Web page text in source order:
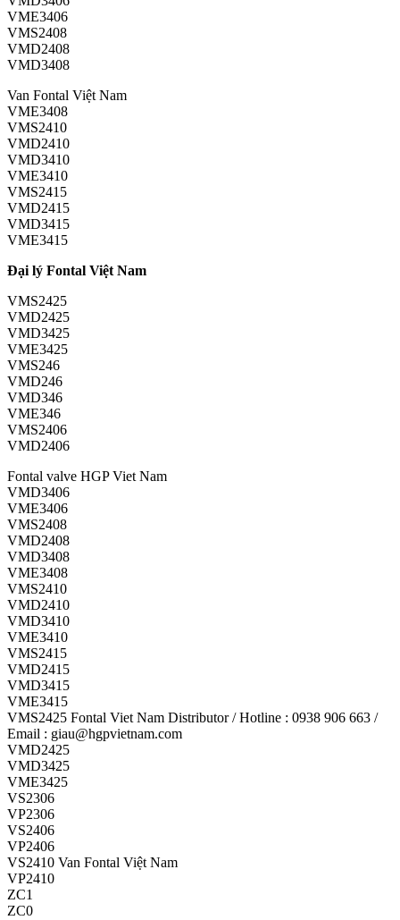
VME3406
VMS2408
VMD2408
VMD3408
Van Fontal Việt Nam
VME3408
VMS2410
VMD2410
VMD3410
VME3410
VMS2415
VMD2415
VMD3415
VME3415
Đại lý Fontal Việt Nam
VMS2425
VMD2425
VMD3425
VME3425
VMS246
VMD246
VMD346
VME346
VMS2406
VMD2406
Fontal valve HGP Viet Nam
VMD3406
VME3406
VMS2408
VMD2408
VMD3408
VME3408
VMS2410
VMD2410
VMD3410
VME3410
VMS2415
VMD2415
VMD3415
VME3415
VMS2425 Fontal Viet Nam Distributor / Hotline : 0938 906 663 /
Email : giau@hgpvietnam.com
VMD2425
VMD3425
VME3425
VS2306
VP2306
VS2406
VP2406
VS2410 Van Fontal Việt Nam
VP2410
ZC1
ZC0